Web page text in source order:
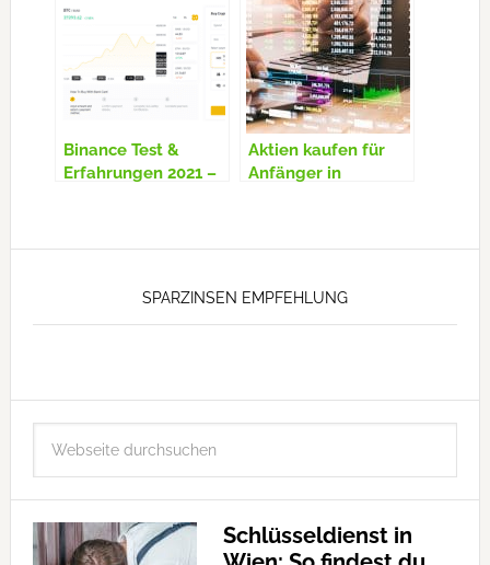
eröffnen
Binance Test &
Erfahrungen 2021 –
Aktien kaufen für
Anfänger in
SPARZINSEN EMPFEHLUNG
Schlüsseldienst in